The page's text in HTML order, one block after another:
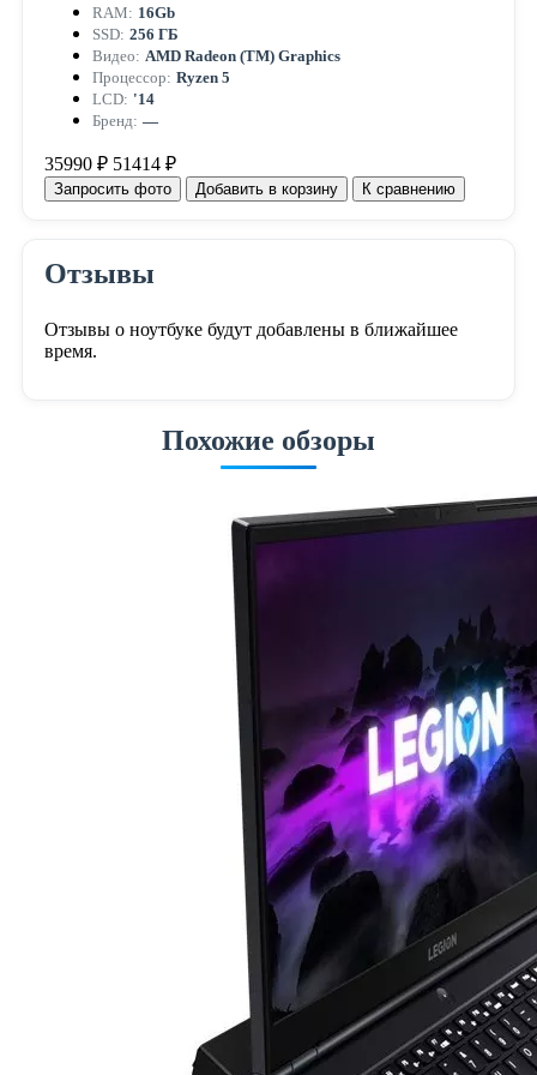
RAM: 16Gb
SSD: 256 ГБ
Видео: AMD Radeon (TM) Graphics
Процессор: Ryzen 5
LCD: '14
Бренд: —
35990 ₽ 51414 ₽
Запросить фото Добавить в корзину К сравнению
Отзывы
Отзывы о ноутбуке будут добавлены в ближайшее
время.
Похожие обзоры